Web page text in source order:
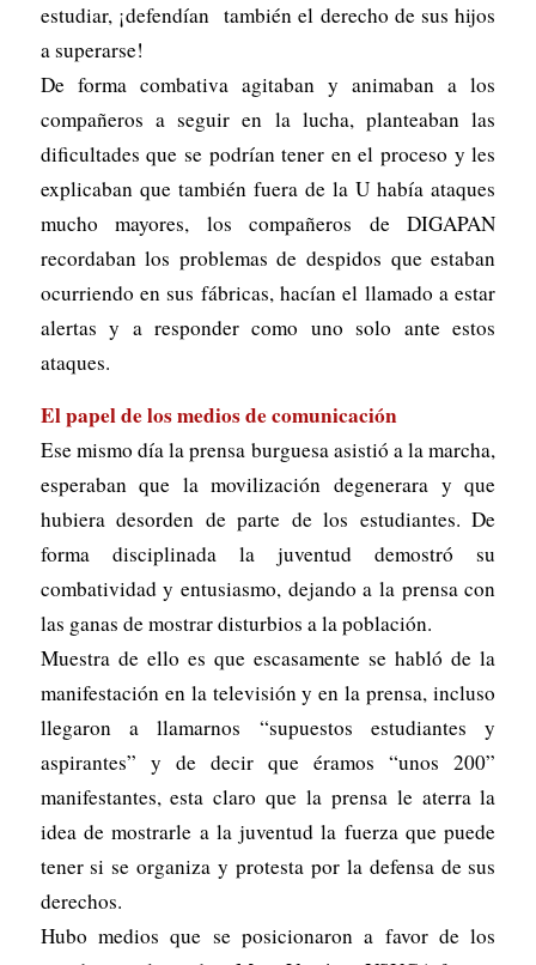
estudiar, ¡defendían también el derecho de sus hijos
a superarse!
De forma combativa agitaban y animaban a los
compañeros a seguir en la lucha, planteaban las
dificultades que se podrían tener en el proceso y les
explicaban que también fuera de la U había ataques
mucho mayores, los compañeros de DIGAPAN
recordaban los problemas de despidos que estaban
ocurriendo en sus fábricas, hacían el llamado a estar
alertas y a responder como uno solo ante estos
ataques.
El papel de los medios de comunicación
Ese mismo día la prensa burguesa asistió a la marcha,
esperaban que la movilización degenerara y que
hubiera desorden de parte de los estudiantes. De
forma disciplinada la juventud demostró su
combatividad y entusiasmo, dejando a la prensa con
las ganas de mostrar disturbios a la población.
Muestra de ello es que escasamente se habló de la
manifestación en la televisión y en la prensa, incluso
llegaron a llamarnos “supuestos estudiantes y
aspirantes” y de decir que éramos “unos 200”
manifestantes, esta claro que la prensa le aterra la
idea de mostrarle a la juventud la fuerza que puede
tener si se organiza y protesta por la defensa de sus
derechos.
Hubo medios que se posicionaron a favor de los